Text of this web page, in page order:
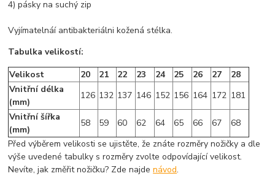
4) pásky na suchý zip
Vyjímatelnáí antibakteriálni kožená stélka.
Tabulka velikostí:
Velikost
20 21 22 23 24 25 26 27
28
Vnitřní délka
(mm)
126 132 137 146 152 156 164 172 181
Vnitřní šířka
(mm)
58 59 60 62 64 65 66 67
68
Před výběrem velikosti se ujistěte, že znáte rozměry nožičky a dle
výše uvedené tabulky s rozměry zvolte odpovídající velikost.
Nevíte, jak změřit nožičku? Zde najdenávod.